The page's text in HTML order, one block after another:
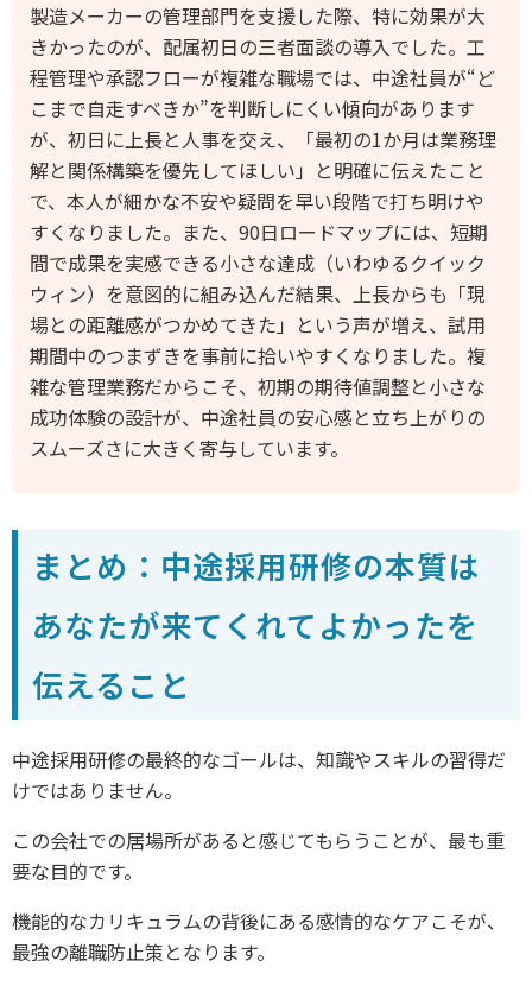
製造メーカーの管理部門を支援した際、特に効果が大
きかったのが、配属初日の三者面談の導入でした。工
程管理や承認フローが複雑な職場では、中途社員が“ど
こまで自走すべきか”を判断しにくい傾向があります
が、初日に上長と人事を交え、「最初の1か月は業務理
解と関係構築を優先してほしい」と明確に伝えたこと
で、本人が細かな不安や疑問を早い段階で打ち明けや
すくなりました。また、90日ロードマップには、短期
間で成果を実感できる小さな達成（いわゆるクイック
ウィン）を意図的に組み込んだ結果、上長からも「現
場との距離感がつかめてきた」という声が増え、試用
期間中のつまずきを事前に拾いやすくなりました。複
雑な管理業務だからこそ、初期の期待値調整と小さな
成功体験の設計が、中途社員の安心感と立ち上がりの
スムーズさに大きく寄与しています。
まとめ：中途採用研修の本質は
あなたが来てくれてよかったを
伝えること
中途採用研修の最終的なゴールは、知識やスキルの習得だ
けではありません。
この会社での居場所があると感じてもらうことが、最も重
要な目的です。
機能的なカリキュラムの背後にある感情的なケアこそが、
最強の離職防止策となります。